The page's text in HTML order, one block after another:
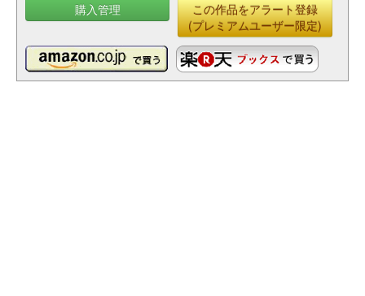
購入管理
この作品をアラート登録
(プレミアムユーザー限定)